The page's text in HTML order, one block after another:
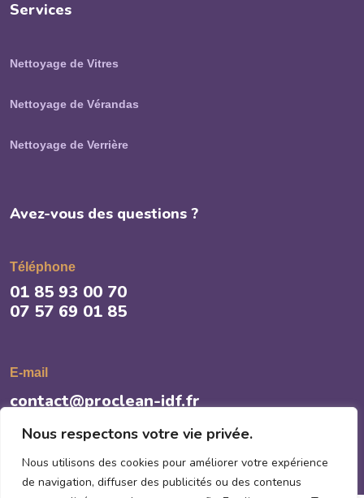
Nous respectons votre vie privée.
Nous utilisons des cookies pour améliorer votre expérience
de navigation, diffuser des publicités ou des contenus
Services
Nettoyage de Vitres
Nettoyage de Vérandas
Nettoyage de Verrière
Avez-vous des questions ?
Téléphone
01 85 93 00 70
07 57 69 01 85
E-mail
contact@proclean-idf.fr